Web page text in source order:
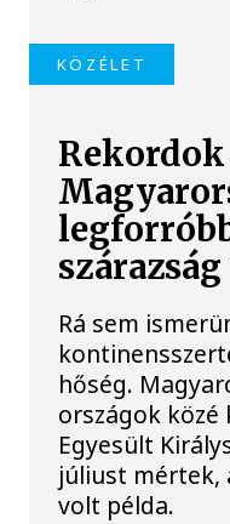
KÖZÉLET
Rá sem
hőség.
országok közé
Egyesült
júliust mértek,
volt példa.